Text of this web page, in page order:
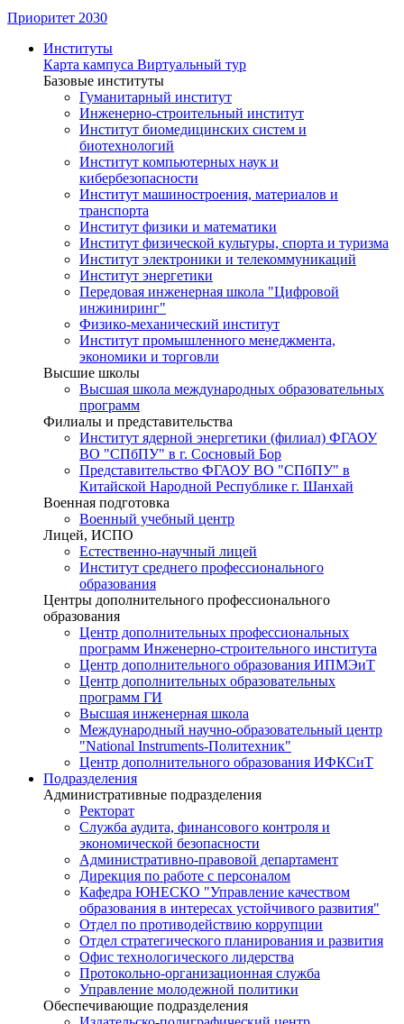
Приоритет 2030
Институты
Карта кампуса Виртуальный тур
Базовые институты
Гуманитарный институт
Инженерно-строительный институт
Институт биомедицинских систем и
биотехнологий
Институт компьютерных наук и
кибербезопасности
Институт машиностроения, материалов и
транспорта
Институт физики и математики
Институт физической культуры, спорта и туризма
Институт электроники и телекоммуникаций
Институт энергетики
Передовая инженерная школа "Цифровой
инжиниринг"
Физико-механический институт
Институт промышленного менеджмента,
экономики и торговли
Высшие школы
Высшая школа международных образовательных
программ
Филиалы и представительства
Институт ядерной энергетики (филиал) ФГАОУ
ВО "СПбПУ" в г. Сосновый Бор
Представительство ФГАОУ ВО "СПбПУ" в
Китайской Народной Республике г. Шанхай
Военная подготовка
Военный учебный центр
Лицей, ИСПО
Естественно-научный лицей
Институт среднего профессионального
образования
Центры дополнительного профессионального
образования
Центр дополнительных профессиональных
программ Инженерно-строительного института
Центр дополнительного образования ИПМЭиТ
Центр дополнительных образовательных
программ ГИ
Высшая инженерная школа
Международный научно-образовательный центр
"National Instruments-Политехник"
Центр дополнительного образования ИФКСиТ
Подразделения
Административные подразделения
Ректорат
Служба аудита, финансового контроля и
экономической безопасности
Административно-правовой департамент
Дирекция по работе с персоналом
Кафедра ЮНЕСКО "Управление качеством
образования в интересах устойчивого развития"
Отдел по противодействию коррупции
Отдел стратегического планирования и развития
Офис технологического лидерства
Протокольно-организационная служба
Управление молодежной политики
Обеспечивающие подразделения